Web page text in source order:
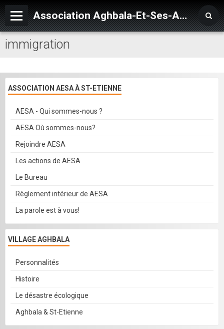
Association Aghbala-Et-Ses-Amis
Accueil
Vidéos
Forum
Annuaire
Livre d'or
Contact
immigration
ASSOCIATION AESA À ST-ETIENNE
AESA - Qui sommes-nous ?
AESA Où sommes-nous?
Rejoindre AESA
Les actions de AESA
Le Bureau
Règlement intérieur de AESA
La parole est à vous!
VILLAGE AGHBALA
Personnalités
Histoire
Le désastre écologique
Aghbala & St-Etienne